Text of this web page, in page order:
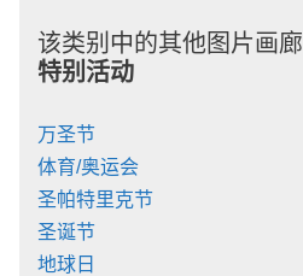
该类别中的其他图片画廊
特别活动
万圣节
体育/奥运会
圣帕特里克节
圣诞节
地球日